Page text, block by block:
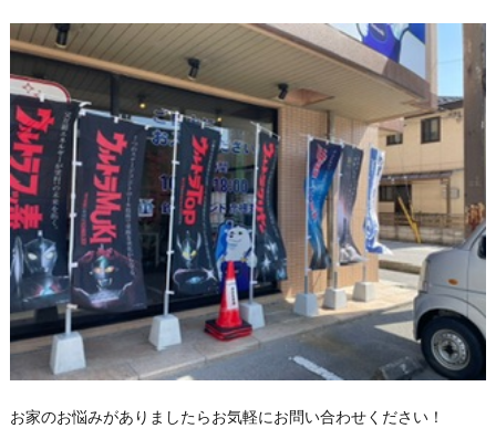
お家のお悩みがありましたらお気軽にお問い合わせください！